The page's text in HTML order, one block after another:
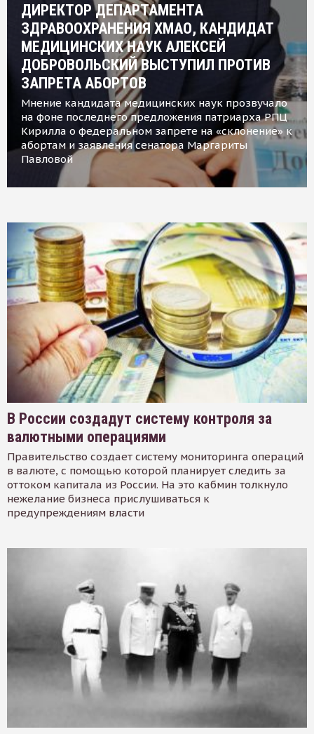
ДИРЕКТОР ДЕПАРТАМЕНТА
ЗДРАВООХРАНЕНИЯ ХМАО, КАНДИДАТ
МЕДИЦИНСКИХ НАУК АЛЕКСЕЙ
ДОБРОВОЛЬСКИЙ ВЫСТУПИЛ ПРОТИВ
ЗАПРЕТА АБОРТОВ
Мнение кандидата медицинских наук прозвучало
на фоне последнего предложения патриарха РПЦ
Кирилла о федеральном запрете на «склонение» к
абортам и заявления сенатора Маргариты
Павловой
В России создадут систему контроля за
валютными операциями
Правительство создает систему мониторинга операций
в валюте, с помощью которой планирует следить за
оттоком капитала из России. На это кабмин толкнуло
нежелание бизнеса прислушиваться к
предупреждениям власти